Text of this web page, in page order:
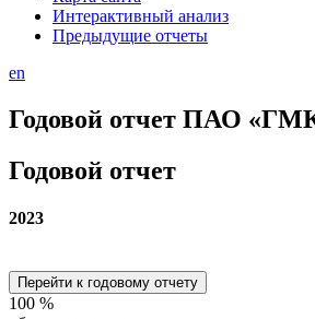
Интерактивный анализ
Предыдущие отчеты
en
Годовой отчет ПАО
Годовой отчет
2023
Перейти к годовому отчету
100 %